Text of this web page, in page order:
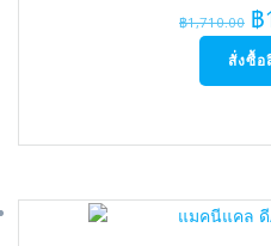
฿1,710.00 ฿
สั่งซื้อ